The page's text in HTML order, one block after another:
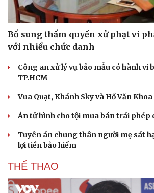
Bổ sung thẩm quyền xử phạt vi
với nhiều chức danh
Công an xử lý vụ bảo mẫu có hành vi
TP.HCM
Vua Quạt, Khánh Sky và Hồ Văn
Án tử hình cho tội mua bán trái phép
Tuyên án chung thân người mẹ sát
lợi tiền bảo hiểm
THỂ THAO